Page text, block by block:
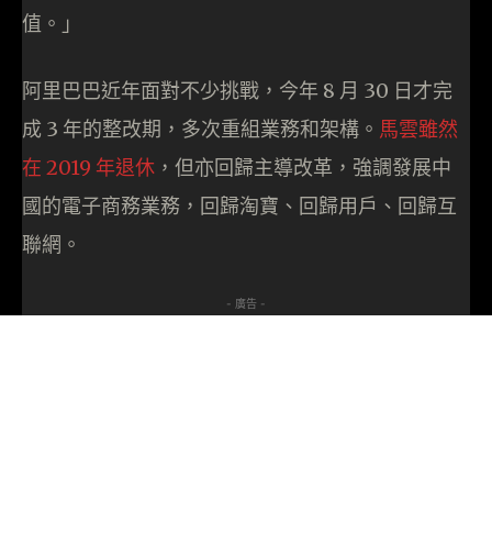
值。」
阿里巴巴近年面對不少挑戰，今年 8 月 30 日才完
成 3 年的整改期，多次重組業務和架構。 馬雲雖然
在 2019 年退休 ，但亦回歸主導改革，強調發展中
國的電子商務業務，回歸淘寶、回歸用戶、回歸互
聯網。
- 廣告 -